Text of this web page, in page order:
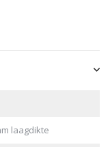
laagdikte